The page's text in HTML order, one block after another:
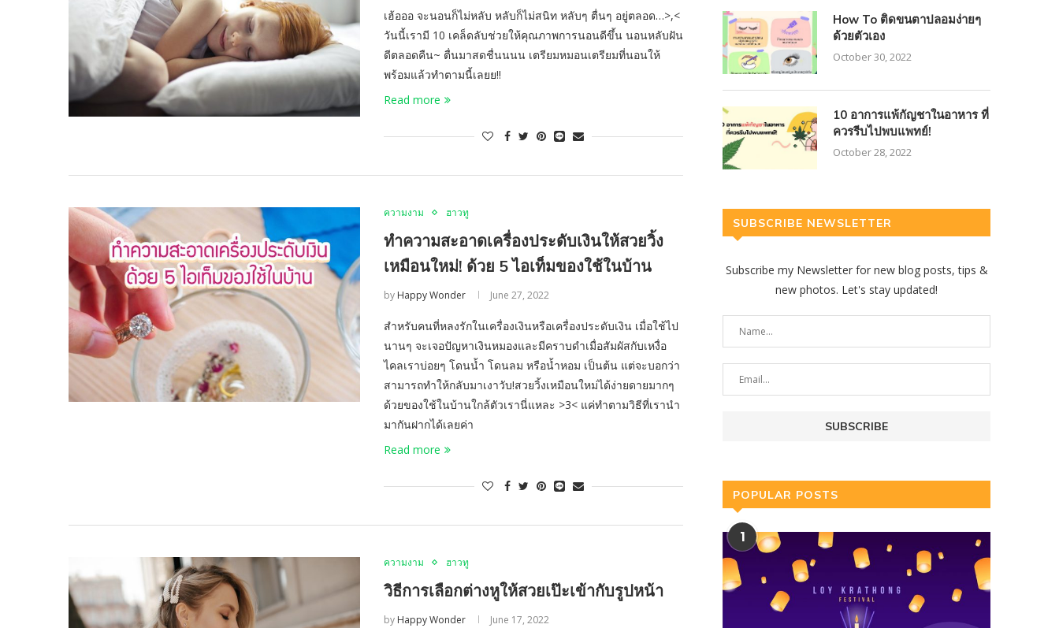
เฮ้อออ จะนอนก็ไม่หลับ หลับก็ไม่สนิท หลับๆ ตื่นๆ อยู่ตลอด…>,<
วันนี้เรามี 10 เคล็ดลับช่วยให้คุณภาพการนอนดีขึ้น นอนหลับฝัน
ดีตลอดคืน~ ตื่นมาสดชื่นนนน เตรียมหมอนเตรียมที่นอนให้
พร้อมแล้วทำตามนี้เลยย!!
Read more
ความงาม ฮาวทู
ทำความสะอาดเครื่องประดับเงินให้สวยวิ้ง
เหมือนใหม่! ด้วย 5 ไอเท็มของใช้ในบ้าน
by Happy Wonder June 27, 2022
สำหรับคนที่หลงรักในเครื่องเงินหรือเครื่องประดับเงิน เมื่อใช้ไป
นานๆ จะเจอปัญหาเงินหมองและมีคราบดำเมื่อสัมผัสกับเหงื่อ
ไคลเราบ่อยๆ โดนน้ำ โดนลม หรือน้ำหอม เป็นต้น แต่จะบอกว่า
สามารถทำให้กลับมาเงาวับ!สวยวิ้งเหมือนใหม่ได้ง่ายดายมากๆ
ด้วยของใช้ในบ้านใกล้ตัวเรานี่แหละ >3< แค่ทำตามวิธีที่เรานำ
มากันฝากได้เลยค่า
Read more
ความงาม ฮาวทู
วิธีการเลือกต่างหูให้สวยเป๊ะเข้ากับรูปหน้า
by Happy Wonder June 17, 2022
How To ติดขนตาปลอมง่ายๆ
ด้วยตัวเอง
October 30, 2022
10 อาการแพ้กัญชาในอาหาร ที่
ควรรีบไปพบแพทย์!
October 28, 2022
SUBSCRIBE NEWSLETTER
Subscribe my Newsletter for new blog posts, tips &
new photos. Let's stay updated!
POPULAR POSTS
1